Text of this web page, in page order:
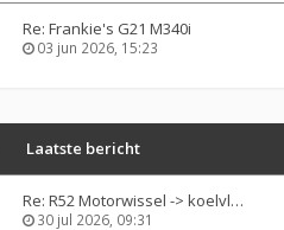
Re: Frankie's G21 M340i
03 jun 2026, 15:23
Laatste bericht
Re: R52 Motorwissel -> koelvl…
30 jul 2026, 09:31